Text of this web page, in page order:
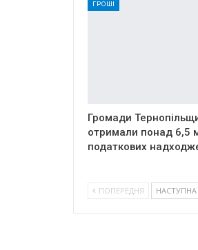
ГРОШІ
Громади
отримали понад 6,5
податкових
ПОПЕРЕДНЯ НАСТУПНА